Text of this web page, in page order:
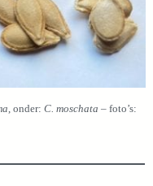
, onder: C. moschata – foto’s: